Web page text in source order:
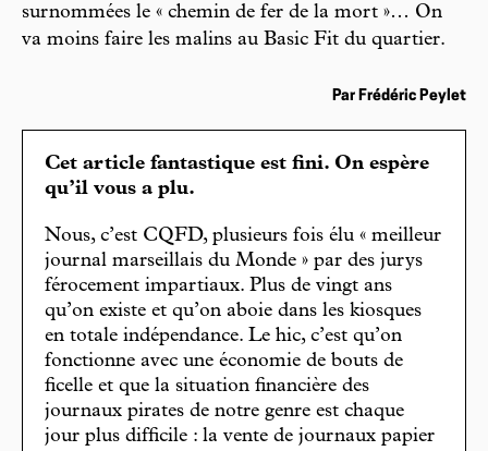
surnommées le « chemin de fer de la mort »… On
va moins faire les malins au Basic Fit du quartier.
Par Frédéric Peylet
Cet article fantastique est fini. On espère
qu’il vous a plu.
Nous, c’est CQFD, plusieurs fois élu « meilleur
journal marseillais du Monde » par des jurys
férocement impartiaux. Plus de vingt ans
qu’on existe et qu’on aboie dans les kiosques
en totale indépendance. Le hic, c’est qu’on
fonctionne avec une économie de bouts de
ficelle et que la situation financière des
journaux pirates de notre genre est chaque
jour plus difficile : la vente de journaux papier